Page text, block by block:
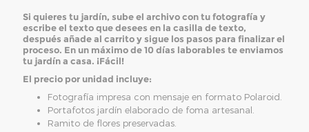
Si quieres tu jardín, sube el archivo con tu fotografía y
escribe el texto que desees en la casilla de texto,
después añade al carrito y sigue los pasos para finalizar el
proceso. En un máximo de 10 días laborables te enviamos
tu jardín a casa. ¡Fácil!
El precio por unidad incluye:
Fotografía impresa con mensaje en formato Polaroid.
Portafotos jardín elaborado de foma artesanal.
Ramito de flores preservadas.